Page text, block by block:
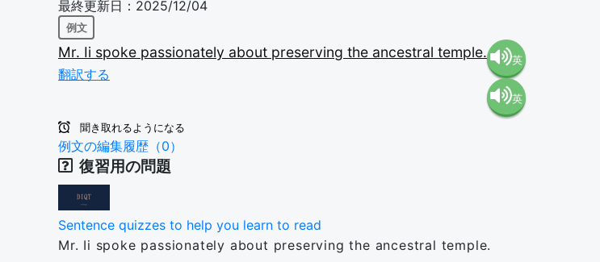
最終更新日：2025/12/04
例文
Mr. Ii spoke passionately about preserving the ancestral temple.
翻訳する
英
語（米
英
聞き取れるようになる
例文の編集履歴（0）
復習用の問題
Sentence quizzes to help you learn to read
Mr. Ii spoke passionately about preserving the ancestral temple.